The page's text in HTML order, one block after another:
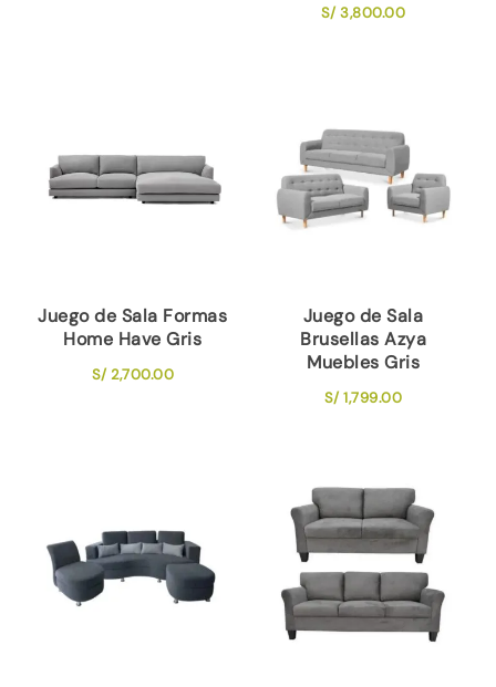
S/3,800.00
Juego de Sala Formas
Home Have Gris
S/2,700.00
Juego de Sala
Brusellas Azya
Muebles Gris
S/1,799.00